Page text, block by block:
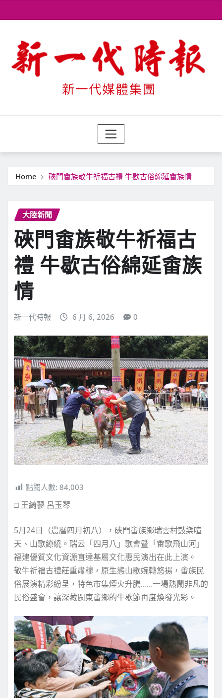
to
Home 硤門畬族敬牛祈福古禮 牛歇古俗綿延畬族情
大陸新聞
硤門畬族敬牛祈福古
禮 牛歇古俗綿延畬族
情
新一代時報 6 月 6, 2026 0
點閱人數: 84,003
□ 王綺蓼 呂玉琴
5月24日（農曆四月初八），硤門畬族鄉瑞雲村鼓樂喧
天、山歌繚繞。瑞云「四月八」歌會暨「畬歌飛山河」
福建優質文化資源直達基層文化惠民演出在此上演。
敬牛祈福古禮莊重肅穆，原生態山歌婉轉悠揚，畬族民
俗展演精彩紛呈，特色市集煙火升騰……一場熱鬧非凡的
民俗盛會，讓深藏閩東畬鄉的牛歇節再度煥發光彩。